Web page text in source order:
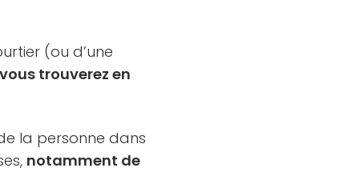
(ou d’une
trouverez en
la personne dans
notamment de